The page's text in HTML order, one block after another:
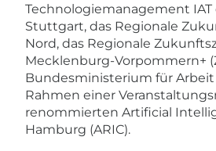
Technologiemanagement
Stuttgart, das Regionale
Nord, das Regionale
Mecklenburg-Vorpommern+
Bundesministerium für Arbeit
Rahmen einer
renommierten Artificial
Hamburg (ARIC).